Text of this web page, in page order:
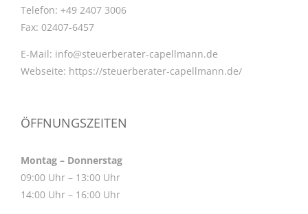
Telefon: +49 2407 3006
Fax: 02407-6457
E-Mail: info@steuerberater-capellmann.de
Webseite: https://steuerberater-capellmann.de/
ÖFFNUNGSZEITEN
Montag – Donnerstag
09:00 Uhr – 13:00 Uhr
14:00 Uhr – 16:00 Uhr